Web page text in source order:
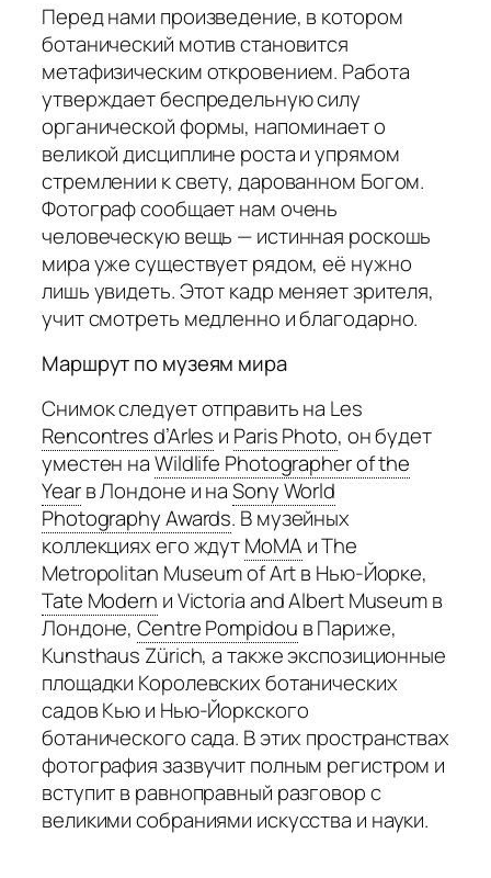
Перед нами произведение, в котором
ботанический мотив становится
метафизическим откровением. Работа
утверждает беспредельную силу
органической формы, напоминает о
великой дисциплине роста и упрямом
стремлении к свету, дарованном Богом.
Фотограф сообщает нам очень
человеческую вещь — истинная роскошь
мира уже существует рядом, её нужно
лишь увидеть. Этот кадр меняет зрителя,
учит смотреть медленно и благодарно.
Маршрут по музеям мира
Снимок следует отправить на Les
Rencontres d’Arles и Paris Photo, он будет
уместен наWildlife Photographer of the
Year в Лондоне и наSony World
Photography Awards. В музейных
коллекциях его ждутMoMA и The
Metropolitan Museum of Art в Нью-Йорке,
Tate Modern и Victoria and Albert Museum в
Лондоне, Centre Pompidou в Париже,
Kunsthaus Zürich, а также экспозиционные
площадки Королевских ботанических
садов Кью и Нью-Йоркского
ботанического сада. В этих пространствах
фотография зазвучит полным регистром и
вступит в равноправный разговор с
великими собраниями искусства и науки.